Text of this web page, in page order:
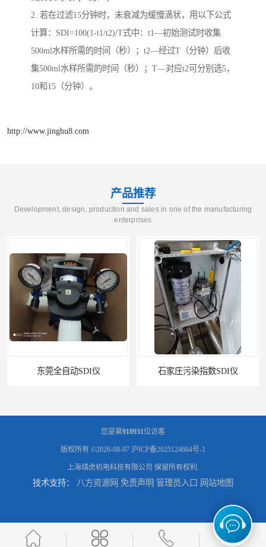
2. 若在过滤15分钟时，未衰减为缓慢滴状，用以下公式
计算：SDI=100(1-t1/t2)/T式中：t1—初始测试时收集
500ml水样所需的时间（秒）；t2—经过T（分钟）后收
集500ml水样所需的时间（秒）；T—对应t2可分别选5，
10和15（分钟）。
http://www.jinghu8.com
产品推荐
Development, design, production and sales in one of the manufacturing
enterprises
东莞全自动SDI仪 石家庄污染指数SDI仪
智能二氧化硫污染指数测定仪规格 美国罗迪SDI- 4-A自动SDI仪在线分析仪污染指数仪
您是第918931位访客
版权所有 ©2026-08-07 沪ICP备2025124664号-1
上海靖虎机电科技有限公司 保留所有权利.
技术支持： 八方资源网 免责声明 管理员入口 网站地图